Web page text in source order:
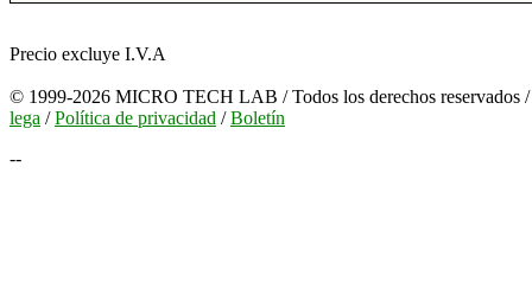
Precio excluye I.V.A
© 1999-2026 MICRO TECH LAB / Todos los derechos reservados /
lega /Política de privacidad /Boletín
--